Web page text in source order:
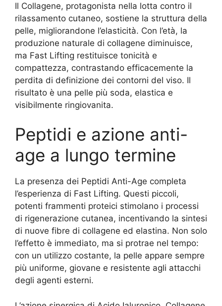
Il Collagene, protagonista nella lotta contro il
rilassamento cutaneo, sostiene la struttura della
pelle, migliorandone l’elasticità. Con l’età, la
produzione naturale di collagene diminuisce,
ma Fast Lifting restituisce tonicità e
compattezza, contrastando efficacemente la
perdita di definizione dei contorni del viso. Il
risultato è una pelle più soda, elastica e
visibilmente ringiovanita.
Peptidi e azione anti-
age a lungo termine
La presenza dei Peptidi Anti-Age completa
l’esperienza di Fast Lifting. Questi piccoli,
potenti frammenti proteici stimolano i processi
di rigenerazione cutanea, incentivando la sintesi
di nuove fibre di collagene ed elastina. Non solo
l’effetto è immediato, ma si protrae nel tempo:
con un utilizzo costante, la pelle appare sempre
più uniforme, giovane e resistente agli attacchi
degli agenti esterni.